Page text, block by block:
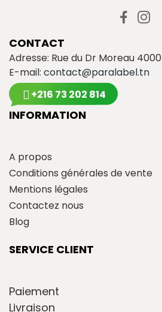
CONTACT
Adresse: Rue du Dr Moreau
E-mail: contact@paralabel.tn
+216 73 202 814
INFORMATION
A propos
Conditions générales de vente
Mentions légales
Contactez nous
Blog
SERVICE CLIENT
Paiement
Livraison